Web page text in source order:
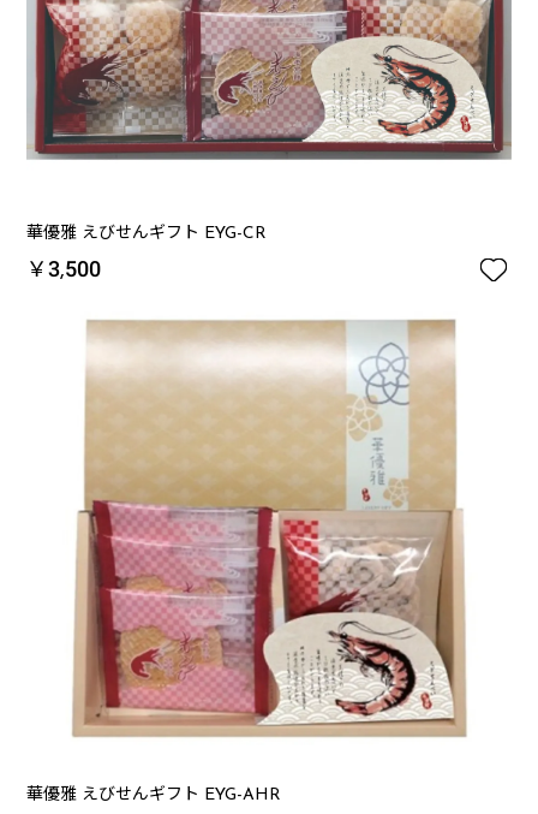
華優雅 えびせんギフト EYG-CR
￥3,500 
華優雅 えびせんギフト EYG-AHR